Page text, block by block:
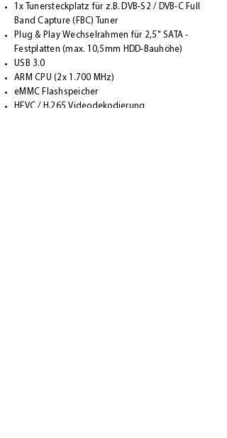
1x Tunersteckplatz für z.B. DVB-S2 / DVB-C Full
Band Capture (FBC) Tuner
Plug & Play Wechselrahmen für 2,5" SATA -
Festplatten (max. 10,5mm HDD-Bauhöhe)
USB 3.0
ARM CPU (2x 1.700 MHz)
eMMC Flashspeicher
HEVC / H.265 Videodekodierung